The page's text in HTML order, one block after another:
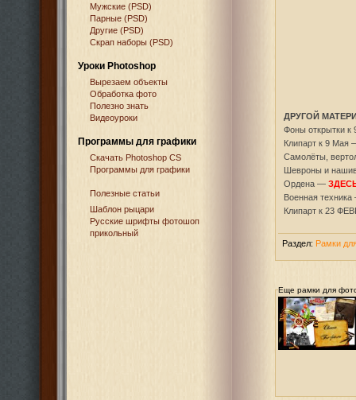
Мужские (PSD)
Парные (PSD)
Другие (PSD)
Скрап наборы (PSD)
Уроки Photoshop
Вырезаем объекты
Обработка фото
Полезно знать
Видеоуроки
Программы для графики
Cкачать Photoshop CS
Программы для графики
Полезные статьи
Шаблон рыцари
Русские шрифты фотошоп
прикольный
ДРУГОЙ
Фоны открытки
Клипарт к 9 Мая
Самолёты,
Шевроны и
Ордена —
Военная
Клипарт к 23
Раздел: Рамки
Еще рамки для